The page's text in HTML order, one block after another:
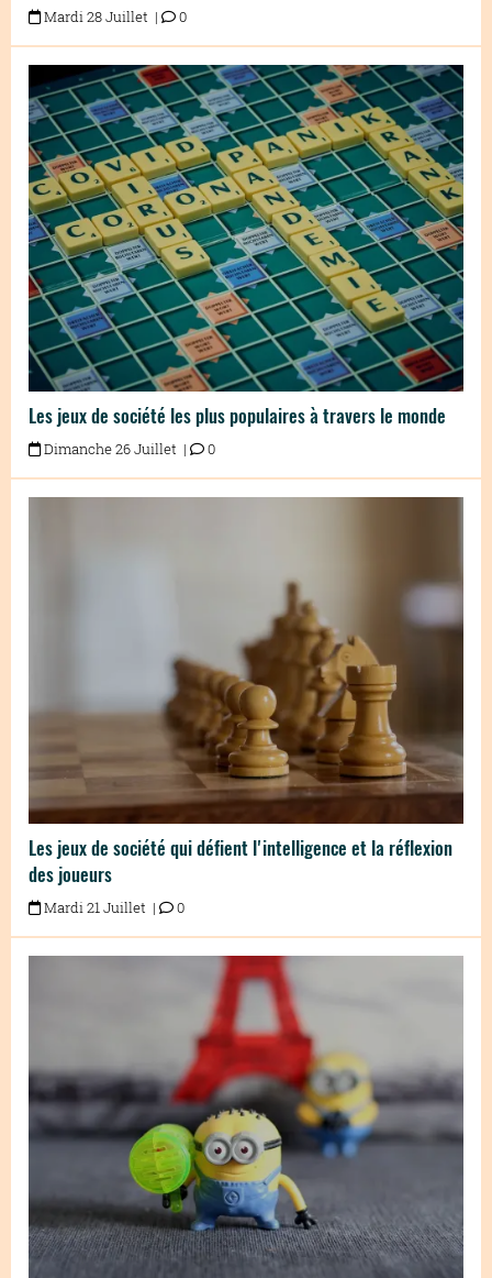
Mardi 28 Juillet | 0
Les jeux de société les plus populaires à travers le monde
Dimanche 26 Juillet | 0
Les jeux de société qui défient l'intelligence et la réflexion
des joueurs
Mardi 21 Juillet | 0